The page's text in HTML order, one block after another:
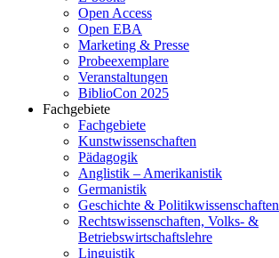
Open Access
Open EBA
Marketing & Presse
Probeexemplare
Veranstaltungen
BiblioCon 2025
Fachgebiete
Fachgebiete
Kunstwissenschaften
Pädagogik
Anglistik – Amerikanistik
Germanistik
Geschichte & Politikwissenschaften
Rechtswissenschaften, Volks- &
Betriebswirtschaftslehre
Linguistik